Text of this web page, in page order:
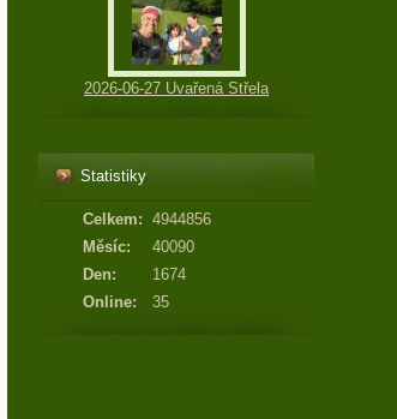
2026-06-27 Uvařená Střela
Statistiky
Online: 35
Celkem: 4944856
Měsíc:
40090
Den:
1674